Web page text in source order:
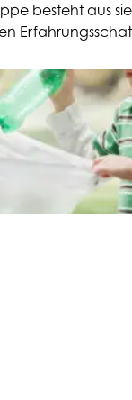
besteht aus